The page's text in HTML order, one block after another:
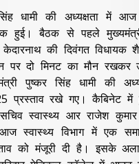
धामी की अध्यक्षता में
हुई। बैठक से पहले
की दिवंगत विधायक
दो मिनट का मौन रखकर
पुष्कर सिंह धामी की
प्रस्ताव रखे गए। कैबिनेट में
स्वास्थ्य आर राजेश
स्वास्थ्य विभाग में एक
को मंजूरी दी है। इसके